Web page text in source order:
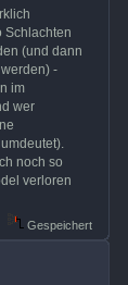
Schlachten
(und dann
-
im
wer
noch so
verloren
Gespeichert